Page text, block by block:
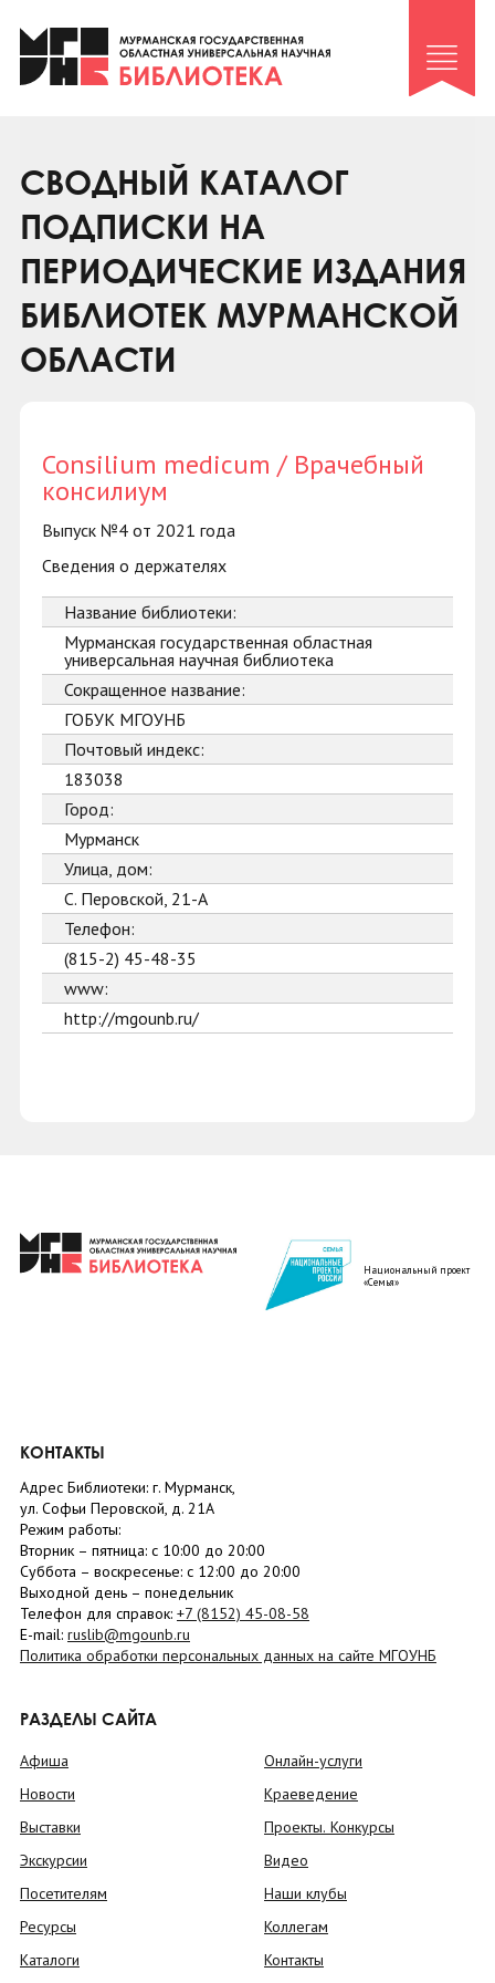
Клуб «Гиря и сельдерей»
Клуб «Семейный архив»
Коллегам
Контакты
СВОДНЫЙ КАТАЛОГ
ПОДПИСКИ НА
ПЕРИОДИЧЕСКИЕ ИЗДАНИЯ
БИБЛИОТЕК МУРМАНСКОЙ
ОБЛАСТИ
Consilium medicum / Врачебный
консилиум
Выпуск №4 от 2021 года
Сведения о держателях
Название библиотеки:
Мурманская государственная областная
универсальная научная библиотека
Сокращенное название:
ГОБУК МГОУНБ
Почтовый индекс:
183038
Город:
Мурманск
Улица, дом:
С. Перовской, 21-А
Телефон:
(815-2) 45-48-35
www:
http://mgounb.ru/
Национальный проект
«Семья»
КОНТАКТЫ
Адрес Библиотеки: г. Мурманск,
ул. Софьи Перовской, д. 21А
Режим работы:
Вторник – пятница: с 10:00 до 20:00
Суббота – воскресенье: c 12:00 до 20:00
Выходной день – понедельник
Телефон для справок: +7 (8152) 45-08-58
E-mail: ruslib@mgounb.ru
Политика обработки персональных данных на сайте МГОУНБ
РАЗДЕЛЫ САЙТА
Афиша
Новости
Выставки
Экскурсии
Посетителям
Ресурсы
Каталоги
Онлайн-услуги
Краеведение
Проекты. Конкурсы
Видео
Наши клубы
Коллегам
Контакты